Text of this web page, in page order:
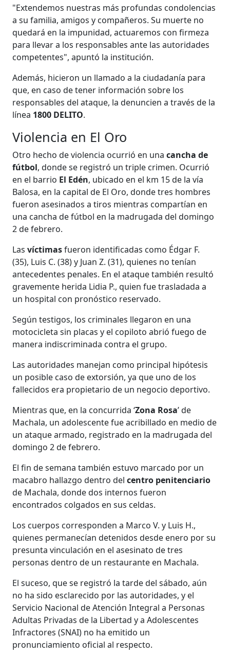
"Extendemos nuestras más profundas condolencias
a su familia, amigos y compañeros. Su muerte no
quedará en la impunidad, actuaremos con firmeza
para llevar a los responsables ante las autoridades
competentes", apuntó la institución.
Además, hicieron un llamado a la ciudadanía para
que, en caso de tener información sobre los
responsables del ataque, la denuncien a través de la
línea 1800 DELITO.
Violencia en El Oro
Otro hecho de violencia ocurrió en unacancha de
fútbol, donde se registró un triple crimen. Ocurrió
en el barrio El Edén, ubicado en el km 15 de la vía
Balosa, en la capital de El Oro, donde tres hombres
fueron asesinados a tiros mientras compartían en
una cancha de fútbol en la madrugada del domingo
2 de febrero.
Lasvíctimasfueron identificadas como Édgar F.
(35), Luis C. (38) y Juan Z. (31), quienes no tenían
antecedentes penales. En el ataque también resultó
gravemente herida Lidia P., quien fue trasladada a
un hospital con pronóstico reservado.
Según testigos, los criminales llegaron en una
motocicleta sin placas y el copiloto abrió fuego de
manera indiscriminada contra el grupo.
Las autoridades manejan como principal hipótesis
un posible caso de extorsión, ya que uno de los
fallecidos era propietario de un negocio deportivo.
Mientras que, en la concurrida ‘Zona Rosa’ de
Machala, un adolescente fue acribillado en medio de
un ataque armado, registrado en la madrugada del
domingo 2 de febrero.
El fin de semana también estuvo marcado por un
macabro hallazgo dentro delcentro penitenciario
de Machala, donde dos internos fueron
encontrados colgados en sus celdas.
Los cuerpos corresponden a Marco V. y Luis H.,
quienes permanecían detenidos desde enero por su
presunta vinculación en el asesinato de tres
personas dentro de un restaurante en Machala.
El suceso, que se registró la tarde del sábado, aún
no ha sido esclarecido por las autoridades, y el
Servicio Nacional de Atención Integral a Personas
Adultas Privadas de la Libertad y a Adolescentes
Infractores (SNAI) no ha emitido un
pronunciamiento oficial al respecto.